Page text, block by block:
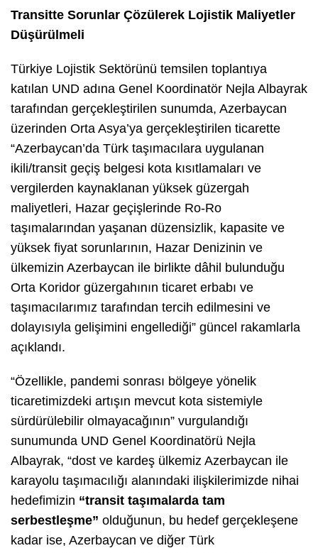
Transitte Sorunlar Çözülerek Lojistik Maliyetler
Düşürülmeli
Türkiye Lojistik Sektörünü temsilen toplantıya
katılan UND adına Genel Koordinatör Nejla Albayrak
tarafından gerçekleştirilen sunumda, Azerbaycan
üzerinden Orta Asya’ya gerçekleştirilen ticarette
“Azerbaycan’da Türk taşımacılara uygulanan
ikili/transit geçiş belgesi kota kısıtlamaları ve
vergilerden kaynaklanan yüksek güzergah
maliyetleri, Hazar geçişlerinde Ro-Ro
taşımalarından yaşanan düzensizlik, kapasite ve
yüksek fiyat sorunlarının, Hazar Denizinin ve
ülkemizin Azerbaycan ile birlikte dâhil bulunduğu
Orta Koridor güzergahının ticaret erbabı ve
taşımacılarımız tarafından tercih edilmesini ve
dolayısıyla gelişimini engellediği” güncel rakamlarla
açıklandı.
“Özellikle, pandemi sonrası bölgeye yönelik
ticaretimizdeki artışın mevcut kota sistemiyle
sürdürülebilir olmayacağının” vurgulandığı
sunumunda UND Genel Koordinatörü Nejla
Albayrak, “dost ve kardeş ülkemiz Azerbaycan ile
karayolu taşımacılığı alanındaki ilişkilerimizde nihai
hedefimizin “transit taşımalarda tam
serbestleşme” olduğunun, bu hedef gerçekleşene
kadar ise, Azerbaycan ve diğer Türk